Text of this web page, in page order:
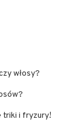
włosy?
triki i fryzury!